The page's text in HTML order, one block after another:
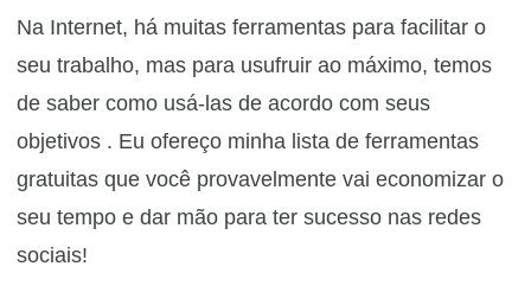
Na Internet, há muitas ferramentas para facilitar o
seu trabalho, mas para usufruir ao máximo, temos
de saber como usá-las de acordo com seus
objetivos . Eu ofereço minha lista de ferramentas
gratuitas que você provavelmente vai economizar o
seu tempo e dar mão para ter sucesso nas redes
sociais!